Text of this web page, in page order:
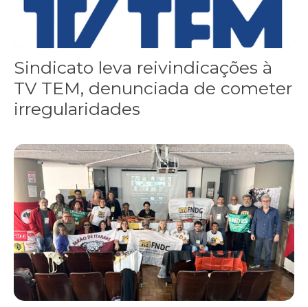
Sindicato leva reivindicações à
TV TEM, denunciada de cometer
irregularidades
FNDC aprova plataforma de 20 pontos para as eleições 2026